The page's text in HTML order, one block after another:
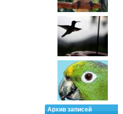
Архив записей